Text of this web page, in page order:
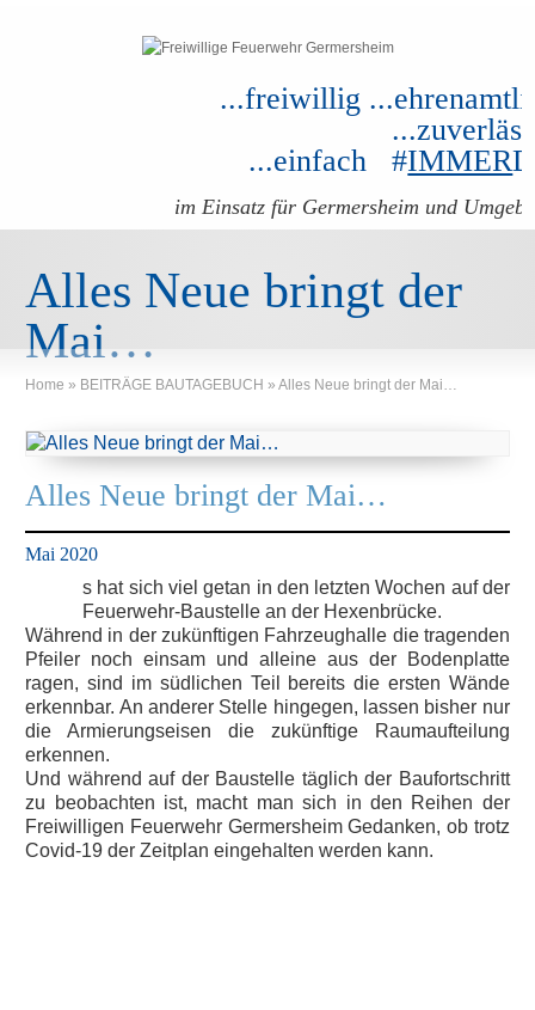
...freiwillig
...einfach #IMMER
im Einsatz für Germersheim und
Alles Neue bringt der
Mai…
Home » BEITRÄGE BAUTAGEBUCH » Alles Neue bringt der Mai…
Alles Neue bringt der Mai…
Mai 2020
s hat sich viel getan in den letzten Wochen auf der
Feuerwehr-Baustelle an der Hexenbrücke.
Während in der zukünftigen Fahrzeughalle die tragenden
Pfeiler noch einsam und alleine aus der Bodenplatte
ragen, sind im südlichen Teil bereits die ersten Wände
erkennbar. An anderer Stelle hingegen, lassen bisher nur
die Armierungseisen die zukünftige Raumaufteilung
erkennen.
Und während auf der Baustelle täglich der Baufortschritt
zu beobachten ist, macht man sich in den Reihen der
Freiwilligen Feuerwehr Germersheim Gedanken, ob trotz
Covid-19 der Zeitplan eingehalten werden kann.